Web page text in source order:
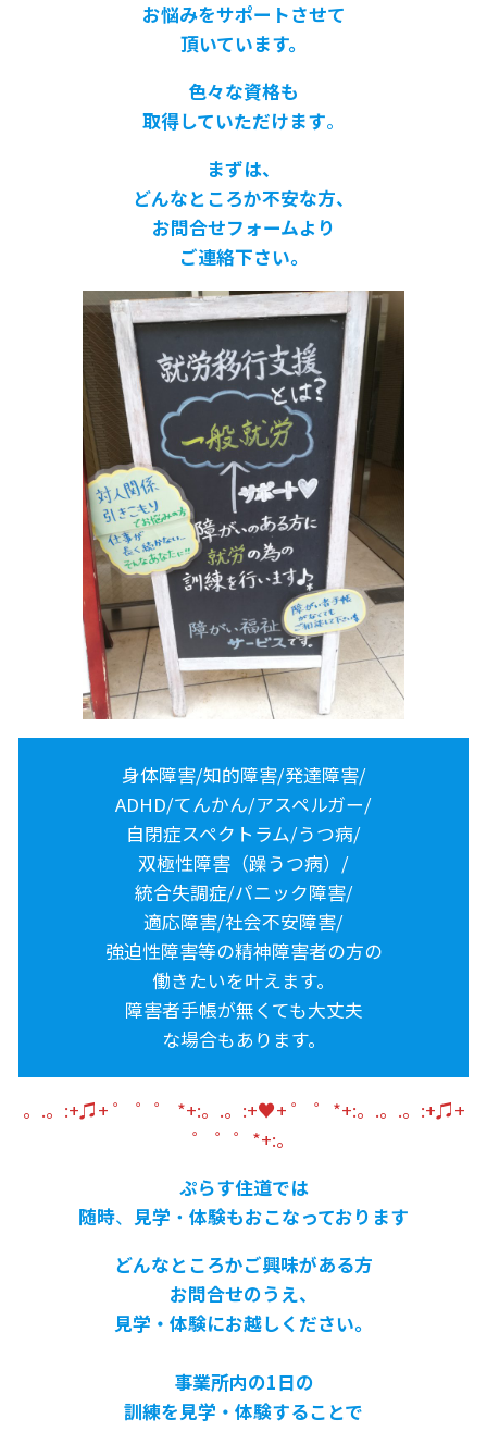
お悩みをサポートさせて
頂いています。
色々な資格も
取得していただけます。
まずは、
どんなところか不安な方、
お問合せフォームより
ご連絡下さい。
身体障害/知的障害/発達障害/
ADHD/てんかん/アスペルガー/
自閉症スペクトラム/うつ病/
双極性障害（躁うつ病）/
統合失調症/パニック障害/
適応障害/社会不安障害/
強迫性障害等の精神障害者の方の
働きたいを叶えます。
障害者手帳が無くても大丈夫
な場合もあります。
。.。:+♫+ ゜ ゜゜ *+:。.。:+♥+ ゜ ゜*+:。.。.。:+♫+
゜ ゜゜*+:。
ぷらす住道では
随時、 見学 ・ 体験もおこなっております
どんなところかご興味がある方
お問合せのうえ、
見学・体験にお越しください。
事業所内の1日の
訓練を見学・体験することで